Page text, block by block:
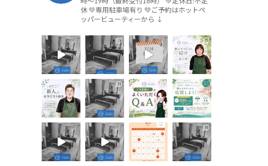
休💚専用駐車場有り 💚ご予約はホットペ
ッパービューティーから ↓